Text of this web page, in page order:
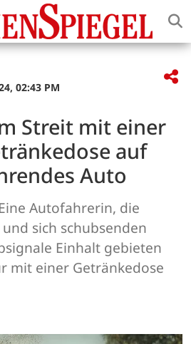
02:43 PM
Streit mit einer
auf
Auto
Autofahrerin, die
sich schubsenden
Einhalt gebieten
mit einer Getränkedose